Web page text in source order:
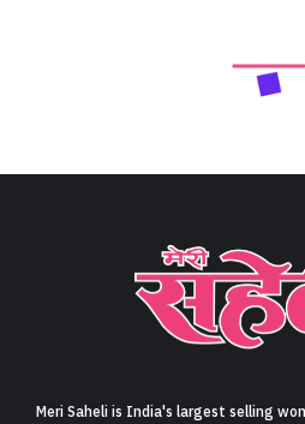
Meri Saheli is India's largest selling